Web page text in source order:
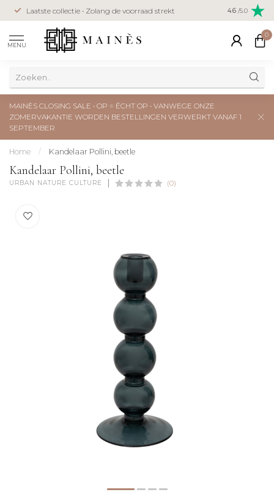
Laatste collectie • Zolang de voorraad strekt Veilig
creditcard
4.6 /5.0
MENU
0
MAINÈS CLOSING SALE • OP = ÉCHT OP • VANWEGE ONZE
ZOMERVAKANTIE WORDEN BESTELLINGEN VERWERKT VANAF 1
SEPTEMBER
Home / Kandelaar Pollini, beetle
Kandelaar Pollini, beetle
URBAN NATURE CULTURE (0)